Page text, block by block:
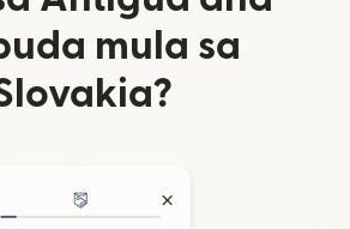
mula sa